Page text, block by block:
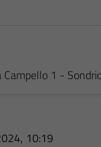
Campello 1 -
10:19